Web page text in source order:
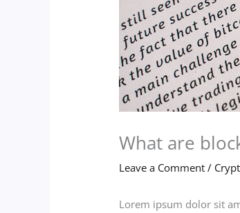
What are
Leave a Comment /
Lorem ipsum dolor sit